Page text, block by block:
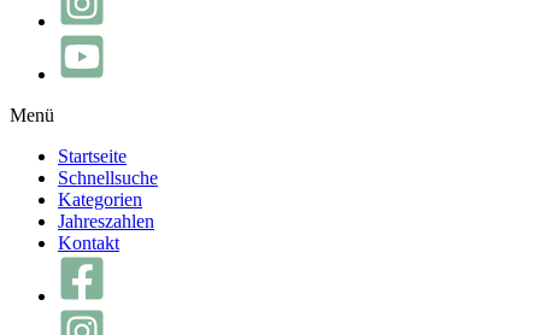
Menü
Startseite
Schnellsuche
Kategorien
Jahreszahlen
Kontakt